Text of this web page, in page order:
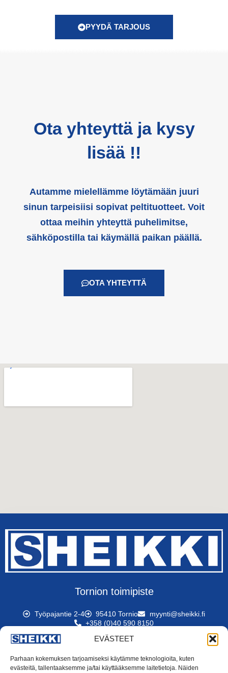
EVÄSTEET
Parhaan kokemuksen tarjoamiseksi käytämme teknologioita, kuten
evästeitä, tallentaaksemme ja/tai käyttääksemme laitetietoja. Näiden
PYYDÄ TARJOUS
Ota yhteyttä ja kysy
lisää !!
Autamme mielellämme löytämään juuri
sinun tarpeisiisi sopivat peltituotteet. Voit
ottaa meihin yhteyttä puhelimitse,
sähköpostilla tai käymällä paikan päällä.
OTA YHTEYTTÄ
Tornion toimipiste
Työpajantie 2-4 95410 Tornio
myynti@sheikki.fi
+358 (0)40 590 8150
Rovaniemen myyntikonttori
Alakorkalontie 44 96300 Rovaniemi myynti@sheikki.fi